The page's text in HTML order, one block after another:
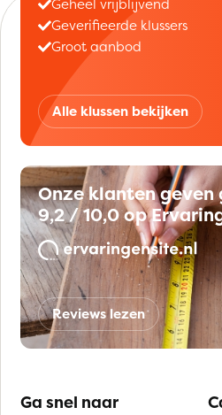
Geheel vrijblijvend
Geverifieerde klussers
Groot aanbod
Alle klussen bekijken
Onze klanten geven
9,2 / 10,0 op
Reviews lezen
Ga snel naar